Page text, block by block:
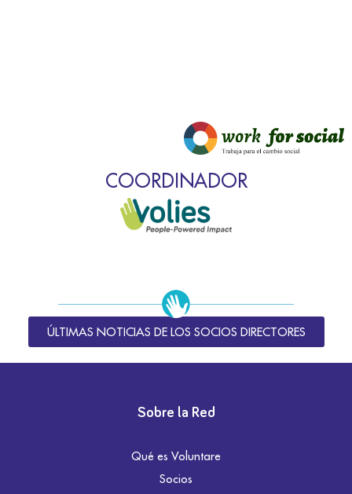
COORDINADOR
ÚLTIMAS NOTICIAS DE LOS SOCIOS DIRECTORES
Sobre la Red
Qué es Voluntare
Socios